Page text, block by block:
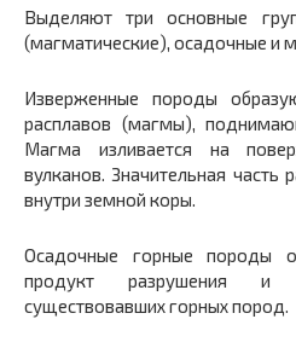
Выделяют три основные
(магматические), осадочные и
Изверженные породы
расплавов (магмы),
Магма изливается на
вулканов. Значительная часть
внутри земной коры.
Осадочные горные породы
продукт разрушения и
существовавших горных пород.